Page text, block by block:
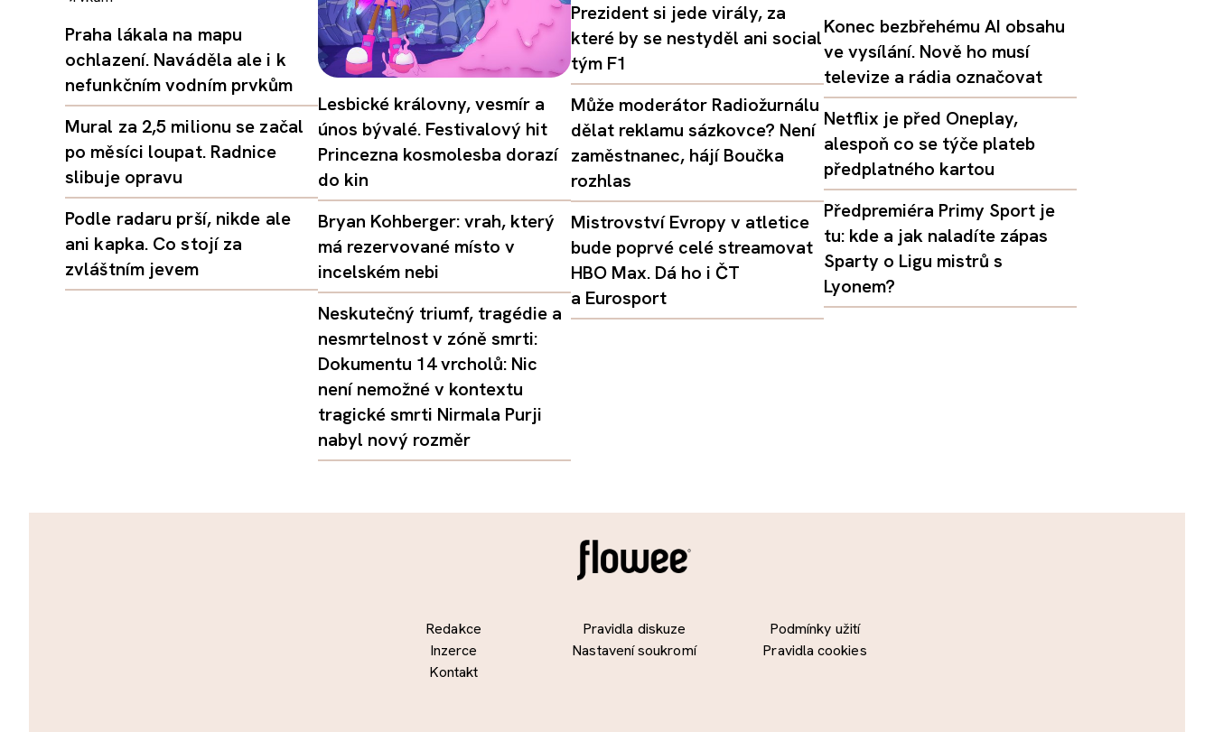
Praha lákala na mapu
ochlazení. Naváděla ale i k
nefunkčním vodním prvkům
Mural za 2,5 milionu se začal
po měsíci loupat. Radnice
slibuje opravu
Podle radaru prší, nikde ale
ani kapka. Co stojí za
zvláštním jevem
Lesbické královny, vesmír a
únos bývalé. Festivalový hit
Princezna kosmolesba dorazí
do kin
Bryan Kohberger: vrah, který
má rezervované místo v
incelském nebi
Neskutečný triumf, tragédie a
nesmrtelnost v zóně smrti:
Dokumentu 14 vrcholů: Nic
není nemožné v kontextu
tragické smrti Nirmala Purji
nabyl nový rozměr
Prezident si jede virály, za
které by se nestyděl ani social
tým F1
Může moderátor Radiožurnálu
dělat reklamu sázkovce? Není
zaměstnanec, hájí Boučka
rozhlas
Mistrovství Evropy v atletice
bude poprvé celé streamovat
HBO Max. Dá ho i ČT
a Eurosport
Konec bezbřehému AI obsahu
ve vysílání. Nově ho musí
televize a rádia označovat
Netflix je před Oneplay,
alespoň co se týče plateb
předplatného kartou
Předpremiéra Primy Sport je
tu: kde a jak naladíte zápas
Sparty o Ligu mistrů s
Lyonem?
Redakce
Inzerce
Kontakt
Pravidla diskuze
Nastavení soukromí
Podmínky užití
Pravidla cookies